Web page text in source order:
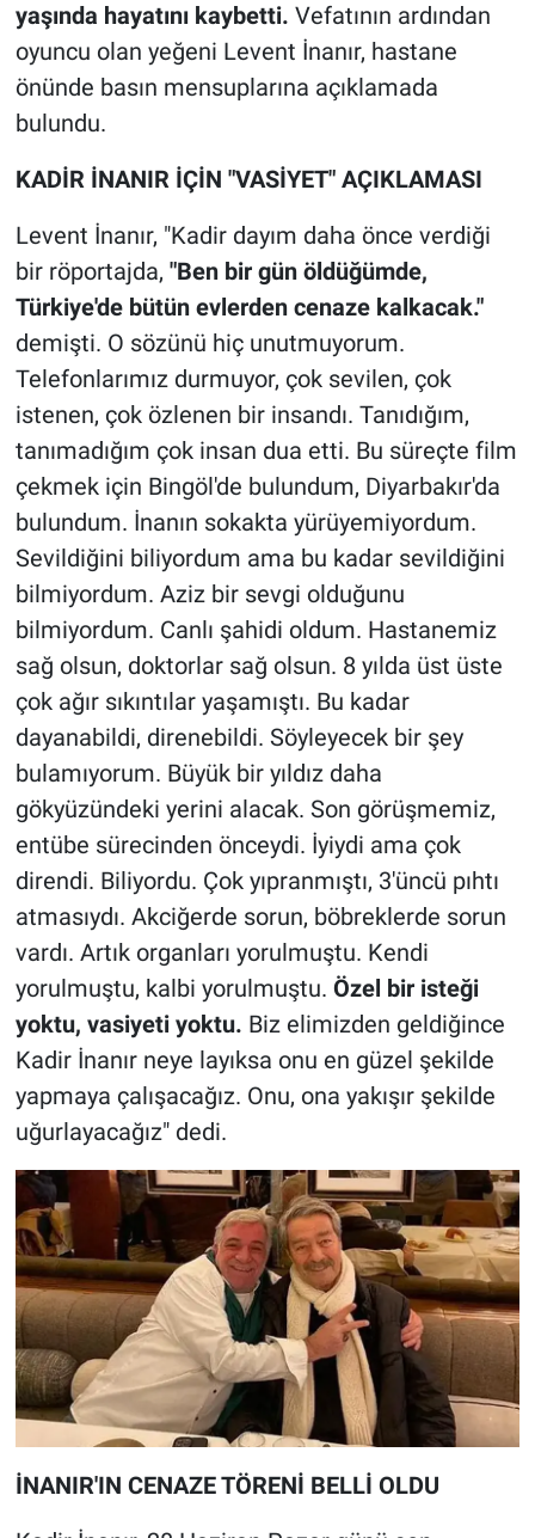
yaşında hayatını kaybetti. Vefatının ardından
oyuncu olan yeğeni Levent İnanır, hastane
önünde basın mensuplarına açıklamada
bulundu.
KADİR İNANIR İÇİN "VASİYET" AÇIKLAMASI
Levent İnanır, "Kadir dayım daha önce verdiği
bir röportajda, "Ben bir gün öldüğümde,
Türkiye'de bütün evlerden cenaze kalkacak."
demişti. O sözünü hiç unutmuyorum.
Telefonlarımız durmuyor, çok sevilen, çok
istenen, çok özlenen bir insandı. Tanıdığım,
tanımadığım çok insan dua etti. Bu süreçte film
çekmek için Bingöl'de bulundum, Diyarbakır'da
bulundum. İnanın sokakta yürüyemiyordum.
Sevildiğini biliyordum ama bu kadar sevildiğini
bilmiyordum. Aziz bir sevgi olduğunu
bilmiyordum. Canlı şahidi oldum. Hastanemiz
sağ olsun, doktorlar sağ olsun. 8 yılda üst üste
çok ağır sıkıntılar yaşamıştı. Bu kadar
dayanabildi, direnebildi. Söyleyecek bir şey
bulamıyorum. Büyük bir yıldız daha
gökyüzündeki yerini alacak. Son görüşmemiz,
entübe sürecinden önceydi. İyiydi ama çok
direndi. Biliyordu. Çok yıpranmıştı, 3'üncü pıhtı
atmasıydı. Akciğerde sorun, böbreklerde sorun
vardı. Artık organları yorulmuştu. Kendi
yorulmuştu, kalbi yorulmuştu. Özel bir isteği
yoktu, vasiyeti yoktu. Biz elimizden geldiğince
Kadir İnanır neye layıksa onu en güzel şekilde
yapmaya çalışacağız. Onu, ona yakışır şekilde
uğurlayacağız" dedi.
İNANIR'IN CENAZE TÖRENİ BELLİ OLDU